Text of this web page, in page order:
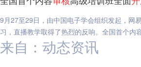
9月27至29日，由中国电子学会组织发起，网
习，直播教学取得了热烈的反响。全国首个内
来自：动态资讯